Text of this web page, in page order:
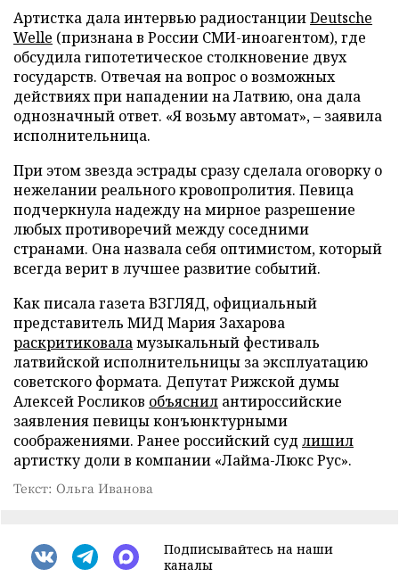
Артистка дала интервью радиостанцииDeutsche
Welle (признана в России СМИ-иноагентом), где
обсудила гипотетическое столкновение двух
государств. Отвечая на вопрос о возможных
действиях при нападении на Латвию, она дала
однозначный ответ. «Я возьму автомат», – заявила
исполнительница.
При этом звезда эстрады сразу сделала оговорку о
нежелании реального кровопролития. Певица
подчеркнула надежду на мирное разрешение
любых противоречий между соседними
странами. Она назвала себя оптимистом, который
всегда верит в лучшее развитие событий.
Как писала газета ВЗГЛЯД, официальный
представитель МИД Мария Захарова
раскритиковаламузыкальный фестиваль
латвийской исполнительницы за эксплуатацию
советского формата. Депутат Рижской думы
Алексей Росликов объяснил антироссийские
заявления певицы конъюнктурными
соображениями. Ранее российский суд лишил
артистку доли в компании «Лайма-Люкс Рус».
Текст: Ольга Иванова
Подписывайтесь на наши
каналы